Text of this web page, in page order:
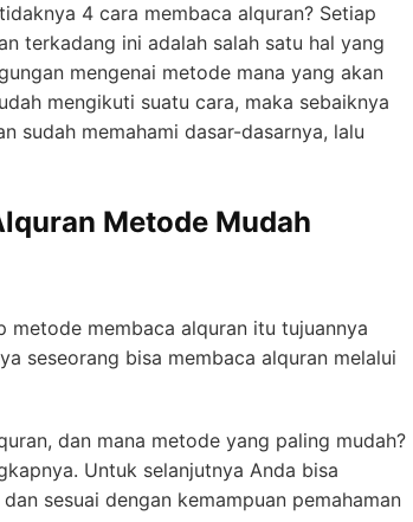
4 cara membaca alquran? Setiap
terkadang ini adalah salah satu hal yang
mengenai metode mana yang akan
mengikuti suatu cara, maka sebaiknya
sudah memahami dasar-dasarnya, lalu
Metode Mudah
metode membaca alquran itu tujuannya
seseorang bisa membaca alquran melalui
dan mana metode yang paling mudah?
Untuk selanjutnya Anda bisa
sesuai dengan kemampuan pemahaman